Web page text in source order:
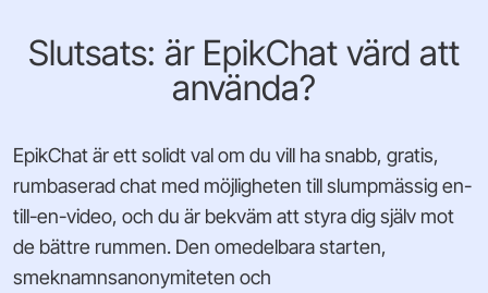
Slutsats: är EpikChat värd att
använda?
EpikChat är ett solidt val om du vill ha snabb, gratis,
rumbaserad chat med möjligheten till slumpmässig en-
till-en-video, och du är bekväm att styra dig själv mot
de bättre rummen. Den omedelbara starten,
smeknamnsanonymiteten och